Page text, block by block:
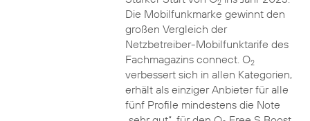
2
Die Mobilfunkmarke gewinnt den
großen Vergleich der
Netzbetreiber-Mobilfunktarife des
Fachmagazins connect. O2
verbessert sich in allen Kategorien,
erhält als einziger Anbieter für alle
fünf Profile mindestens die Note